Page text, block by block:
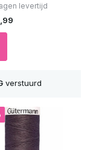
levertijd